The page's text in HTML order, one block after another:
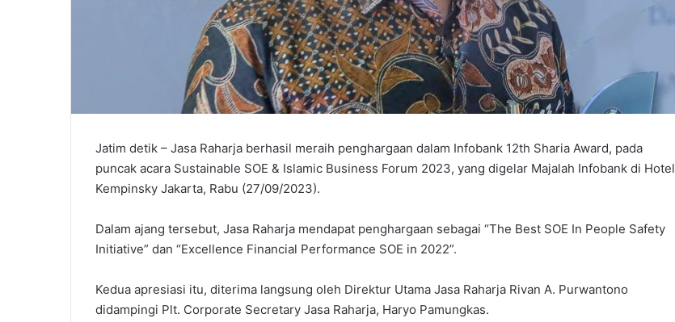
Jatim detik – Jasa Raharja berhasil meraih penghargaan dalam Infobank 12th Sharia Award, pada
puncak acara Sustainable SOE & Islamic Business Forum 2023, yang digelar Majalah Infobank di Hotel
Kempinsky Jakarta, Rabu (27/09/2023).
Dalam ajang tersebut, Jasa Raharja mendapat penghargaan sebagai “The Best SOE In People Safety
Initiative” dan “Excellence Financial Performance SOE in 2022”.
Kedua apresiasi itu, diterima langsung oleh Direktur Utama Jasa Raharja Rivan A. Purwantono
didampingi Plt. Corporate Secretary Jasa Raharja, Haryo Pamungkas.